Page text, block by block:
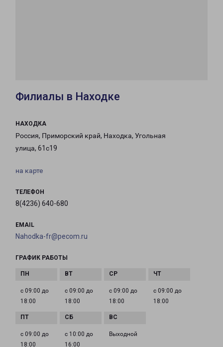
Филиалы в Находке
НАХОДКА
Россия, Приморский край, Находка, Угольная
улица, 61с19
на карте
ТЕЛЕФОН
8(4236) 640-680
EMAIL
Nahodka-fr@pecom.ru
ГРАФИК РАБОТЫ
с 09:00 до
18:00
с 09:00 до
18:00
с 09:00 до
18:00
с 09:00 до
18:00
с 09:00 до
18:00
с 10:00 до
16:00
Выходной